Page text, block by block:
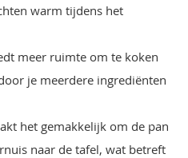
warm tijdens het
meer ruimte om te koken
je meerdere ingrediënten
het gemakkelijk om de pan
naar de tafel, wat betreft